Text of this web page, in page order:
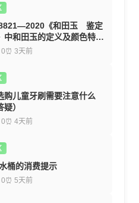
《和田玉 鉴定
中和田玉的定义及颜色特征
⏰ 3天前
购儿童牙刷需要注意什么
疑）
⏰ 4天前
桶的消费提示
⏰ 5天前